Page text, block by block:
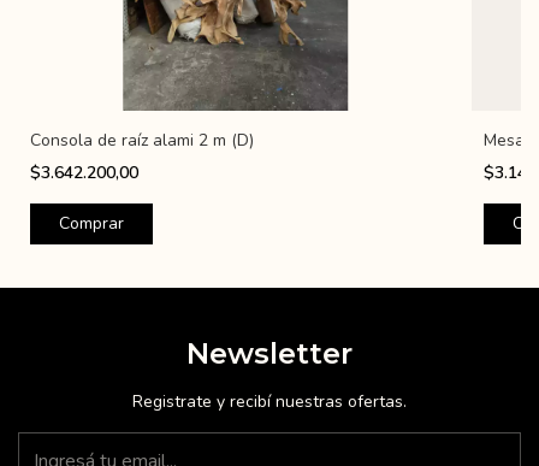
Consola de raíz alami 2 m (D)
$3.642.200,00
Mesa
Newsletter
Registrate y recibí nuestras ofertas.